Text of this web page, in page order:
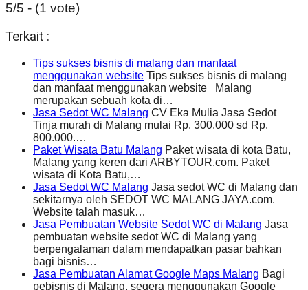
5/5 - (1 vote)
Terkait :
Tips sukses bisnis di malang dan manfaat
menggunakan website Tips sukses bisnis di malang
dan manfaat menggunakan website Malang
merupakan sebuah kota di…
Jasa Sedot WC Malang CV Eka Mulia Jasa Sedot
Tinja murah di Malang mulai Rp. 300.000 sd Rp.
800.000.…
Paket Wisata Batu Malang Paket wisata di kota Batu,
Malang yang keren dari ARBYTOUR.com. Paket
wisata di Kota Batu,…
Jasa Sedot WC Malang Jasa sedot WC di Malang dan
sekitarnya oleh SEDOT WC MALANG JAYA.com.
Website talah masuk…
Jasa Pembuatan Website Sedot WC di Malang Jasa
pembuatan website sedot WC di Malang yang
berpengalaman dalam mendapatkan pasar bahkan
bagi bisnis…
Jasa Pembuatan Alamat Google Maps Malang Bagi
pebisnis di Malang, segera menggunakan Google